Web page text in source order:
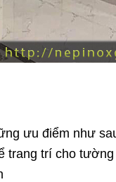
ưu điểm như
trang trí cho